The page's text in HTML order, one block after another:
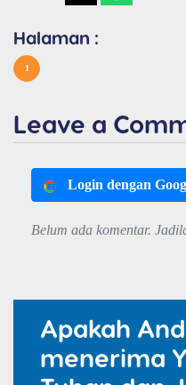
Halaman :
1
Leave a
Login dengan
Belum ada komentar.
Apakah
menerima